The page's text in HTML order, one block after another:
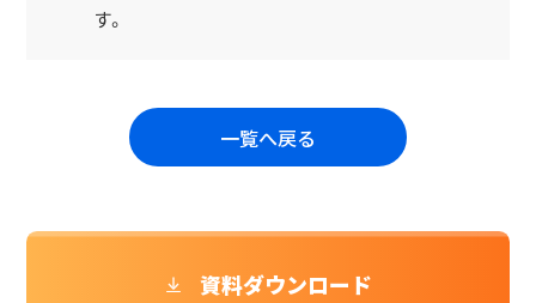
す。
一覧へ戻る
資料ダウンロード